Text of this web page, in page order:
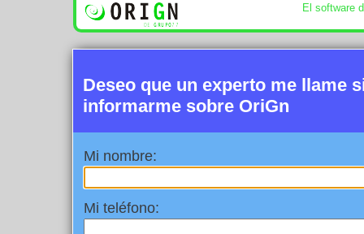
El software
Deseo que un experto me llame
informarme sobre OriGn
Mi nombre:
Mi teléfono: